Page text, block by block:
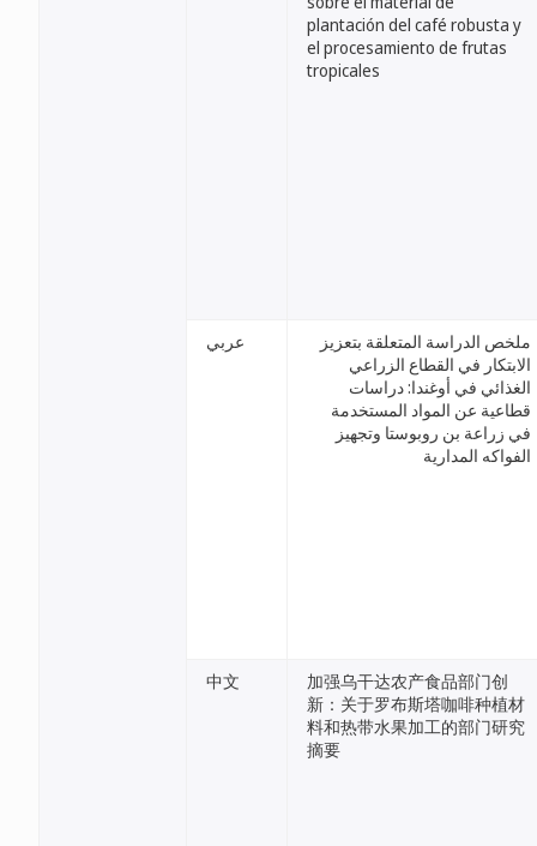
plantación del café robusta y
el procesamiento de frutas
tropicales
عربي
ملخص الدراسة المتعلقة بتعزيز
الابتكار في القطاع الزراعي
الغذائي في أوغندا: دراسات
قطاعية عن المواد المستخدمة
في زراعة بن روبوستا وتجهيز
الفواكه المدارية
中文
加强乌干达农产食品部门创
新：关于罗布斯塔咖啡种植材
料和热带水果加工的部门研究
摘要